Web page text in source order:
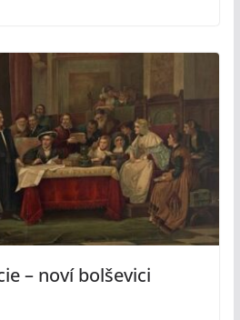
– noví bolševici